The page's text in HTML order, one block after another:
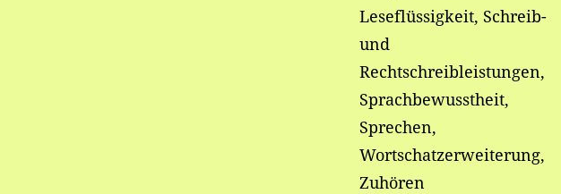
Leseflüssigkeit, Schreib-
und
Rechtschreibleistungen,
Sprachbewusstheit,
Sprechen,
Wortschatzerweiterung,
Zuhören